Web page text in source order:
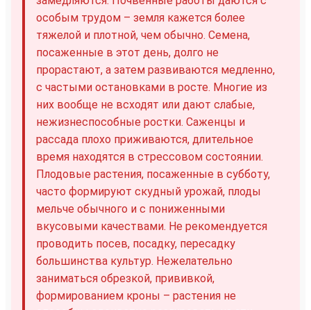
особым трудом – земля кажется более
тяжелой и плотной, чем обычно. Семена,
посаженные в этот день, долго не
прорастают, а затем развиваются медленно,
с частыми остановками в росте. Многие из
них вообще не всходят или дают слабые,
нежизнеспособные ростки. Саженцы и
рассада плохо приживаются, длительное
время находятся в стрессовом состоянии.
Плодовые растения, посаженные в субботу,
часто формируют скудный урожай, плоды
мельче обычного и с пониженными
вкусовыми качествами. Не рекомендуется
проводить посев, посадку, пересадку
большинства культур. Нежелательно
заниматься обрезкой, прививкой,
формированием кроны – растения не